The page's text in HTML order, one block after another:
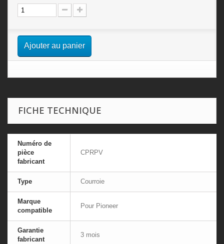
Ajouter au panier
FICHE TECHNIQUE
Numéro de
pièce
fabricant
CPRPV
Type Courroie
Marque
compatible
Pour Pioneer
Garantie
fabricant
3 mois